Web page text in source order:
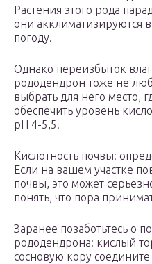
Растения этого рода
они акклиматизируются
погоду.
Однако переизбыток
рододендрон тоже не
выбрать для него место,
обеспечить уровень
pH 4-5,5.
Кислотность почвы:
Если на вашем участке
почвы, это может
понять, что пора
Заранее позаботьтесь о
рододендрона: кислый
сосновую кору